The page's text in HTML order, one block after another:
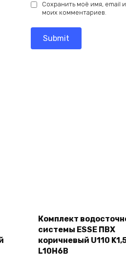
Сохранить моё имя, email
моих комментариев.
cart
Комплект
системы ESSE ПВХ
коричневый U110
L10H6B